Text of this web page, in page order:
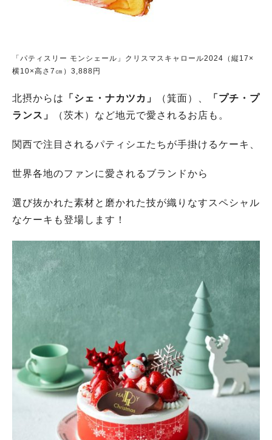
「パティスリー モンシェール」 クリスマスキャロール2024（縦17×
横10×高さ7㎝）3,888円
北摂からは 「シェ・ナカツカ」 （箕面）、
「プチ・プ
ランス」
（茨木）など地元で愛されるお店も。
関西で注目されるパティシエたちが手掛けるケーキ、
世界各地のファンに愛されるブランドから
選び抜かれた素材と磨かれた技が織りなすスペシャル
なケーキも登場します！